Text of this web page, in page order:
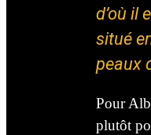
d’où il
situé
peaux
Pour
plutôt